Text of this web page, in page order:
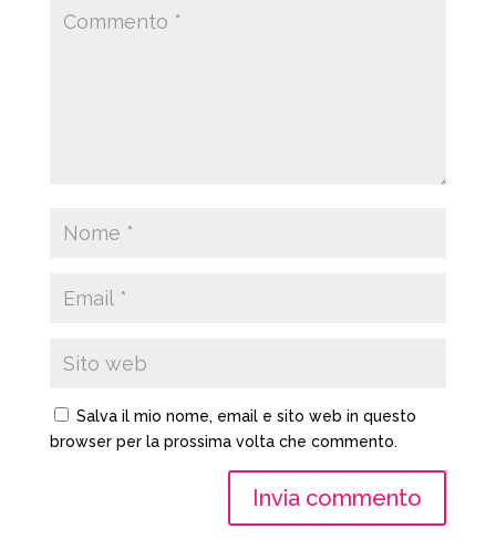
Salva il mio nome, email e sito web in questo
browser per la prossima volta che commento.